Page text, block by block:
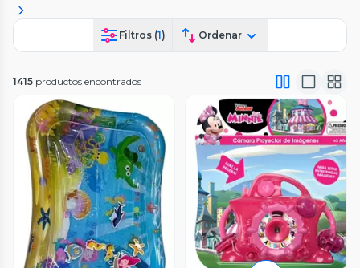
Filtros (1) Ordenar
1415 productos encontrados